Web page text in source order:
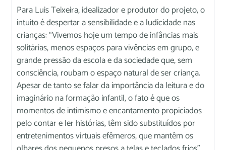
Para Luis Teixeira, idealizador e produtor do projeto, o
intuito é despertar a sensibilidade e a ludicidade nas
crianças: “Vivemos hoje um tempo de infâncias mais
solitárias, menos espaços para vivências em grupo, e
grande pressão da escola e da sociedade que, sem
consciência, roubam o espaço natural de ser criança.
Apesar de tanto se falar da importância da leitura e do
imaginário na formação infantil, o fato é que os
momentos de intimismo e encantamento propiciados
pelo contar e ler histórias, têm sido substituídos por
entretenimentos virtuais efêmeros, que mantêm os